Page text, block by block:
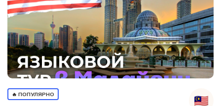
🔥 ПОПУЛЯРНО